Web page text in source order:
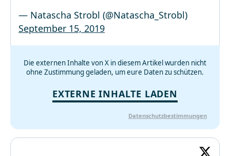
— Natascha Strobl (@Natascha_Strobl)
September 15, 2019
Die externen Inhalte von X in diesem Artikel wurden nicht
ohne Zustimmung geladen, um eure Daten zu schützen.
EXTERNE INHALTE LADEN
Datenschutzbestimmungen